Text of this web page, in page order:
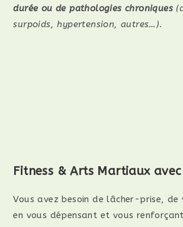
durée ou de pathologies chroniques
surpoids, hypertension, autres…).
Fitness & Arts Martiaux avec
Vous avez besoin de lâcher-prise, de
en vous dépensant et vous